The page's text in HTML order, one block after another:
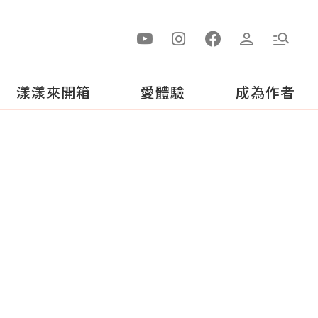
漾漾來開箱 愛體驗 成為作者